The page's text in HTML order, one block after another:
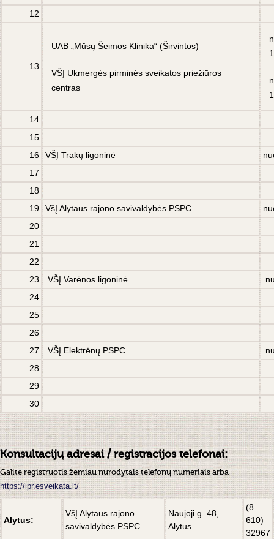
12
13
UAB „Mūsų Šeimos Klinika“ (Širvintos)
VŠĮ Ukmergės pirminės sveikatos priežiūros
centras
14
15
16
VŠĮ Trakų ligoninė
17
18
19
VšĮ Alytaus rajono savivaldybės PSPC
20
21
22
23
VŠĮ Varėnos ligoninė
24
25
26
27
VŠĮ Elektrėnų PSPC
28
29
30
Konsultacijų adresai / registracijos telefonai:
Galite registruotis žemiau nurodytais telefonų numeriais arba
https://ipr.esveikata.lt/
Alytus:
VšĮ Alytaus rajono
savivaldybės PSPC
Naujoji g. 48,
Alytus
(8
610)
32967